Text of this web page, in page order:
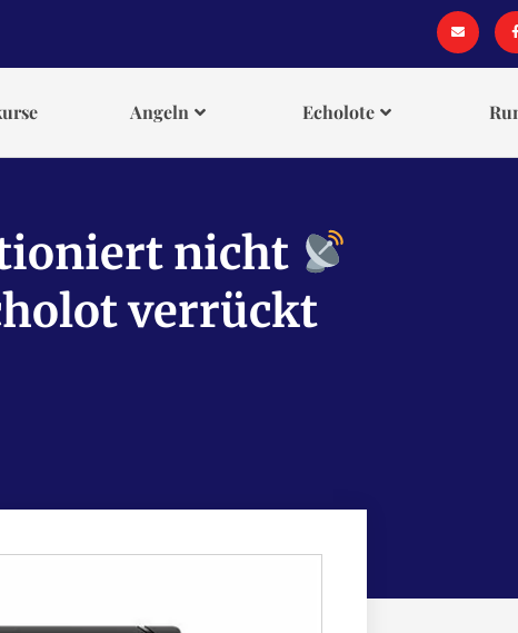
Angeln Echolote
nicht
verrückt